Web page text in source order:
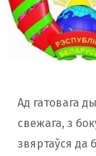
Ад гатовага
свежага, з
звяртаўся да